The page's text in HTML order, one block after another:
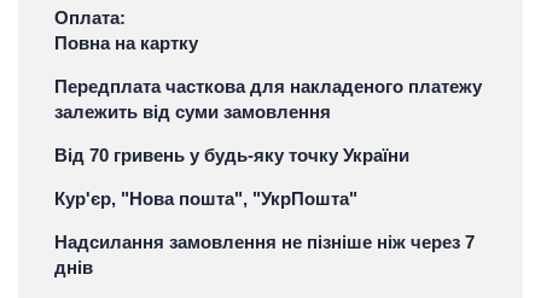
Оплата:
Повна на картку
Передплата часткова для накладеного платежу
залежить від суми замовлення
Від 70 гривень у будь-яку точку України
Кур'єр, "Нова пошта", "УкрПошта"
Надсилання замовлення не пізніше ніж через 7
днів